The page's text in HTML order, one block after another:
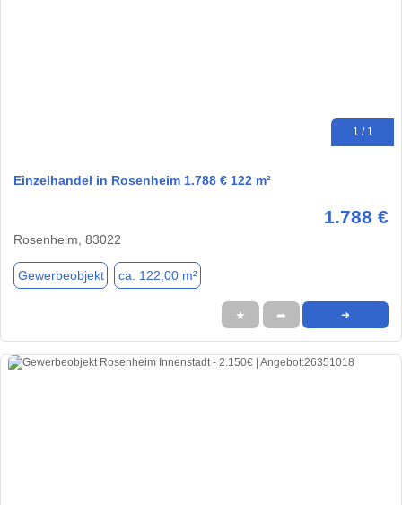
1 / 1
Einzelhandel in Rosenheim 1.788 € 122 m²
1.788 €
Rosenheim, 83022
Gewerbeobjekt ca. 122,00 m²
★ ➦ ➜